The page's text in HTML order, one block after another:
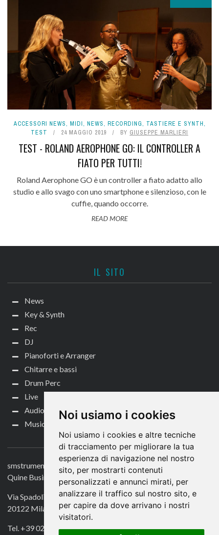
Noi usiamo i cookies
Noi usiamo i cookies e altre tecniche
di tracciamento per migliorare la tua
esperienza di navigazione nel nostro
sito, per mostrarti contenuti
personalizzati e annunci mirati, per
analizzare il traffico sul nostro sito, e
per capire da dove arrivano i nostri
visitatori.
ACCESSORI NEWS, MIDI, NEWS, RECORDING, TASTIERE E SYNTH,
TEST
24 MAGGIO 2019 BY GIUSEPPE MARLIERI
TEST - ROLAND AEROPHONE GO: IL CONTROLLER A
FIATO PER TUTTI!
Roland Aerophone GO è un controller a fiato adatto allo
studio e allo svago con uno smartphone e silenzioso, con le
cuffie, quando occorre.
READ MORE
IL SITO
News
Key & Synth
Rec
DJ
Pianoforti e Arranger
Chitarre e bassi
Drum Perc
Live
Audio per video
Music Life
CONTATTACI
smstrumentimusicali.it
Quine Business Publisher
Via Spadolini 7
20122 Milano
Tel. +39 02 49756990